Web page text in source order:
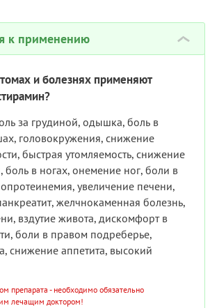
к применению ›
и болезнях применяют
за грудиной, одышка, боль в
головокружения, снижение
быстрая утомляемость, снижение
в ногах, онемение ног, боли в
увеличение печени,
желчнокаменная болезнь,
вздутие живота, дискомфорт в
боли в правом подреберье,
снижение аппетита, высокий
препарата - необходимо обязательно
лечащим доктором!